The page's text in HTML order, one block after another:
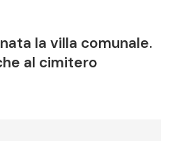
la villa comunale.
al cimitero